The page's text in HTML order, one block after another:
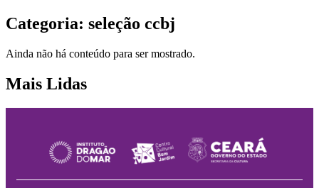
Categoria: seleção ccbj
Ainda não há conteúdo para ser mostrado.
Mais Lidas